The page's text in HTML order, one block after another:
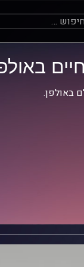
חיפוש:
באולפן.